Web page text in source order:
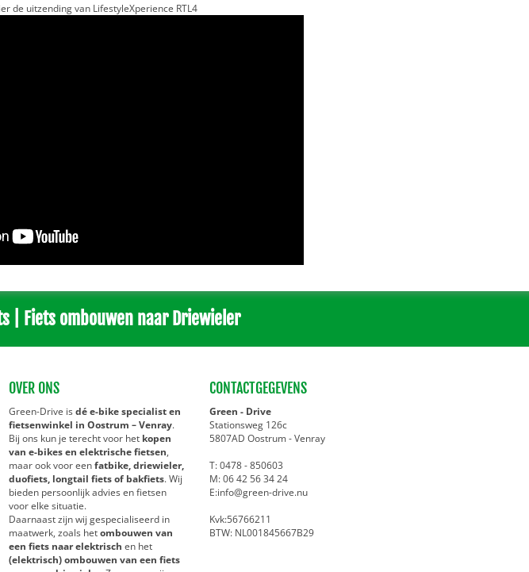
de uitzending van LifestyleXperience RTL4
| Fiets ombouwen naar Driewieler
OVER ONS
Green-Drive isdé e-bike specialist en
fietsenwinkel in Oostrum – Venray.
Bij ons kun je terecht voor het kopen
van e-bikes en elektrische fietsen,
maar ook voor eenfatbike, driewieler,
duofiets, longtail fiets of bakfiets. Wij
bieden persoonlijk advies en fietsen
voor elke situatie.
Daarnaast zijn wij gespecialiseerd in
maatwerk, zoals hetombouwen van
een fiets naar elektrisch en het
(elektrisch) ombouwen van een fiets
CONTACTGEGEVENS
Green - Drive
Stationsweg 126c
5807AD Oostrum - Venray
T: 0478 - 850603
M: 06 42 56 34 24
E:info@green-drive.nu
Kvk:56766211
BTW: NL001845667B29